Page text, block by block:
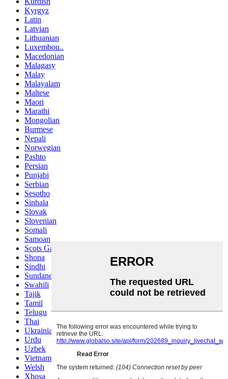
Kyrgyz
Latin
Latvian
Lithuanian
Luxembou..
Macedonian
Malagasy
Malay
Malayalam
Maltese
Maori
Marathi
Mongolian
Burmese
Nepali
Norwegian
Pashto
Persian
Punjabi
Serbian
Sesotho
Sinhala
Slovak
Slovenian
Somali
Samoan
Scots Gaelic
Shona
Sindhi
Sundanese
Swahili
Tajik
Tamil
Telugu
Thai
Ukrainian
Urdu
Uzbek
Vietnamese
Welsh
Xhosa